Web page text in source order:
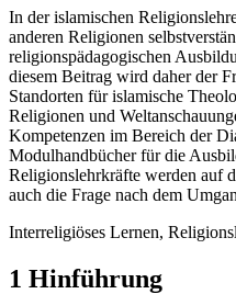
In der islamischen
anderen Religionen
religionspädagogischen
diesem Beitrag wird daher der
Standorten für islamische
Religionen und
Kompetenzen im Bereich der
Modulhandbücher für die
Religionslehrkräfte werden auf
auch die Frage nach dem
Interreligiöses Lernen,
1 Hinführung